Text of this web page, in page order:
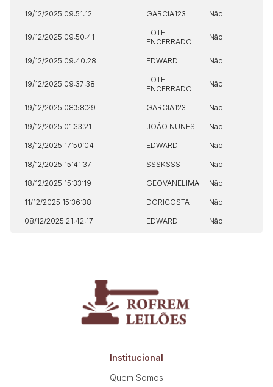
19/12/2025 09:51:12 GARCIA123 Não
19/12/2025 09:50:41
LOTE
ENCERRADO
Não
19/12/2025 09:40:28 EDWARD Não
19/12/2025 09:37:38
LOTE
ENCERRADO
Não
19/12/2025 08:58:29 GARCIA123 Não
19/12/2025 01:33:21 JOÃO NUNES Não
18/12/2025 17:50:04 EDWARD Não
18/12/2025 15:41:37 SSSKSSS Não
18/12/2025 15:33:19 GEOVANELIMA Não
11/12/2025 15:36:38 DORICOSTA Não
08/12/2025 21:42:17 EDWARD Não
Institucional
Quem Somos